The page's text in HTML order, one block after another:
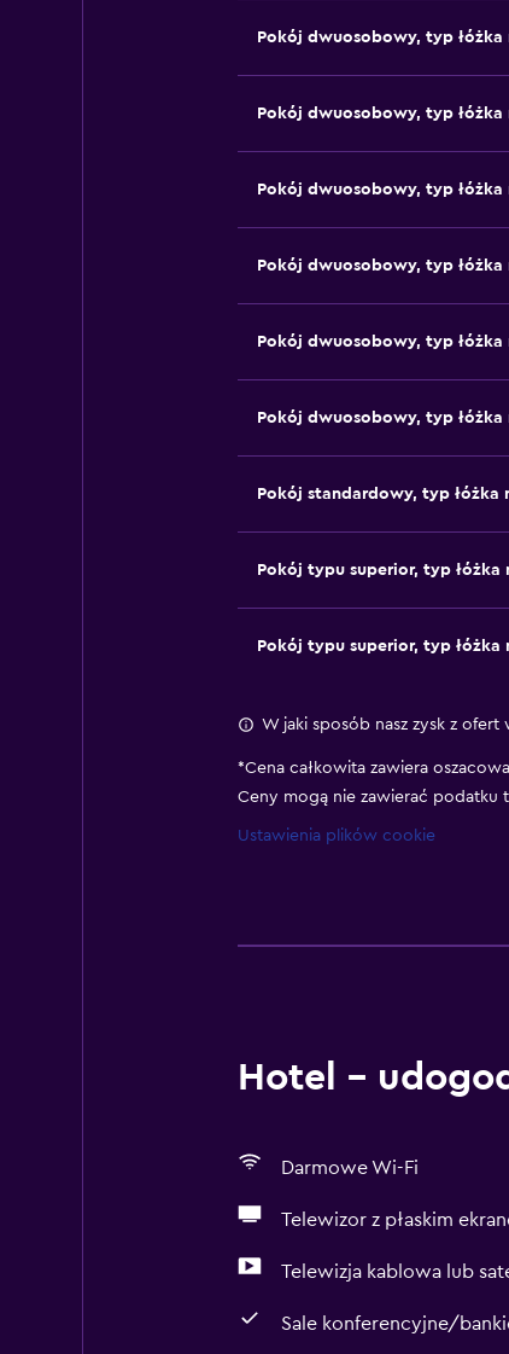
Pokój dwuosobowy, typ łóżka
Pokój dwuosobowy, typ łóżka
Pokój dwuosobowy, typ łóżka
Pokój dwuosobowy, typ łóżka
Pokój dwuosobowy, typ łóżka
Pokój dwuosobowy, typ łóżka
Pokój standardowy, typ łóżka
Pokój typu superior, typ łóżka
Pokój typu superior, typ łóżka
W jaki sposób nasz zysk z
*Cena całkowita zawiera
Ceny mogą nie zawierać podatku
Ustawienia plików cookie
Hotel –
Darmowe Wi-Fi
Telewizor z płaskim
Telewizja kablowa lub
Sale konferencyjne/